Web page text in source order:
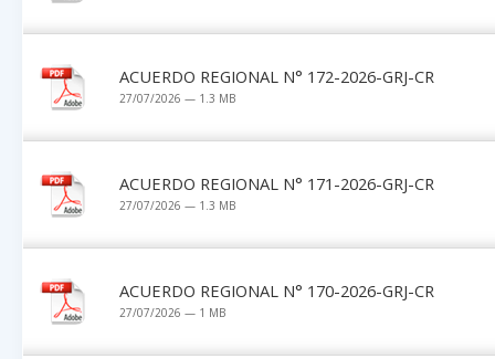
ACUERDO REGIONAL N° 172-2026-GRJ-CR
27/07/2026 — 1.3 MB
ACUERDO REGIONAL N° 171-2026-GRJ-CR
27/07/2026 — 1.3 MB
ACUERDO REGIONAL N° 170-2026-GRJ-CR
27/07/2026 — 1 MB